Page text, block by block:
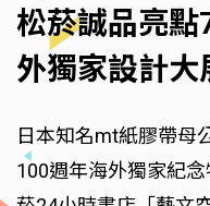
松菸誠品亮
外獨家設計大
日本知名mt紙膠帶母
100週年海外獨家紀